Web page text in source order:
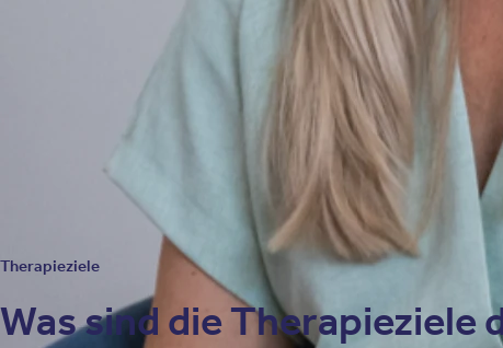
Psychische Erkrankungen bei Krebs
Symptome wie Angst oder Traurigkeit können sich bei
Therapieziele
Was sind die Therapieziele